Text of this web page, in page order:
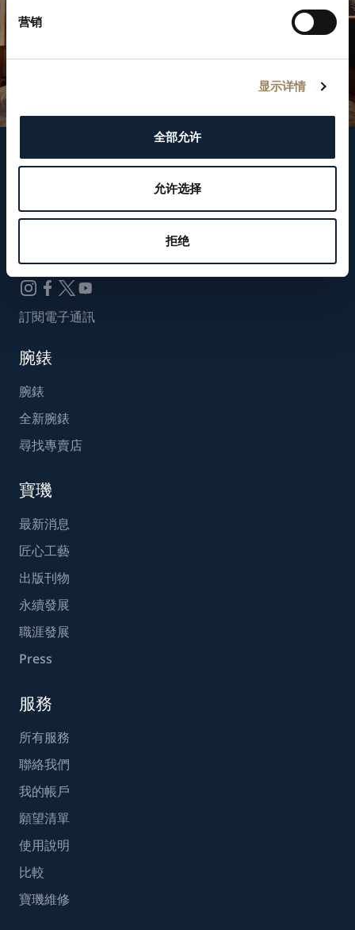
营销
显示详情
全部允许
允许选择
拒绝
關注我們
WeChat ID
Breguet_China
訂閱電子通訊
腕錶
腕錶
全新腕錶
尋找專賣店
寶璣
最新消息
匠心工藝
出版刊物
永續發展
職涯發展
Press
服務
所有服務
聯絡我們
我的帳戶
願望清單
使用說明
比較
寶璣維修